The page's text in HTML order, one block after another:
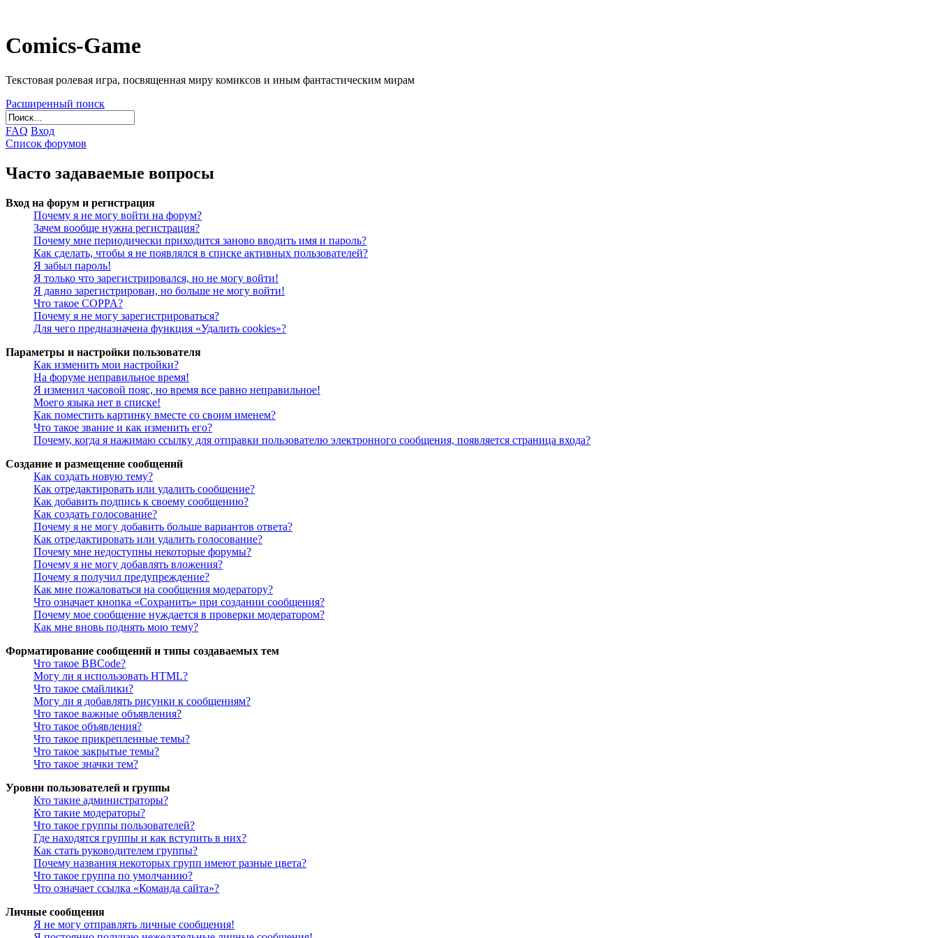
Comics-Game
Текстовая ролевая игра, посвященная миру комиксов и иным фантастическим мирам
Расширенный поиск
FAQ Вход
Список форумов
Часто задаваемые вопросы
Вход на форум и регистрация
Почему я не могу войти на форум?
Зачем вообще нужна регистрация?
Почему мне периодически приходится заново вводить имя и пароль?
Как сделать, чтобы я не появлялся в списке активных пользователей?
Я забыл пароль!
Я только что зарегистрировался, но не могу войти!
Я давно зарегистрирован, но больше не могу войти!
Что такое COPPA?
Почему я не могу зарегистрироваться?
Для чего предназначена функция «Удалить cookies»?
Параметры и настройки пользователя
Как изменить мои настройки?
На форуме неправильное время!
Я изменил часовой пояс, но время все равно неправильное!
Моего языка нет в списке!
Как поместить картинку вместе со своим именем?
Что такое звание и как изменить его?
Почему, когда я нажимаю ссылку для отправки пользователю электронного сообщения, появляется страница входа?
Создание и размещение сообщений
Как создать новую тему?
Как отредактировать или удалить сообщение?
Как добавить подпись к своему сообщению?
Как создать голосование?
Почему я не могу добавить больше вариантов ответа?
Как отредактировать или удалить голосование?
Почему мне недоступны некоторые форумы?
Почему я не могу добавлять вложения?
Почему я получил предупреждение?
Как мне пожаловаться на сообщения модератору?
Что означает кнопка «Сохранить» при создании сообщения?
Почему мое сообщение нуждается в проверки модератором?
Как мне вновь поднять мою тему?
Форматирование сообщений и типы создаваемых тем
Что такое BBCode?
Могу ли я использовать HTML?
Что такое смайлики?
Могу ли я добавлять рисунки к сообщениям?
Что такое важные объявления?
Что такое объявления?
Что такое прикрепленные темы?
Что такое закрытые темы?
Что такое значки тем?
Уровни пользователей и группы
Кто такие администраторы?
Кто такие модераторы?
Что такое группы пользователей?
Где находятся группы и как вступить в них?
Как стать руководителем группы?
Почему названия некоторых групп имеют разные цвета?
Что такое группа по умолчанию?
Что означает ссылка «Команда сайта»?
Личные сообщения
Я не могу отправлять личные сообщения!